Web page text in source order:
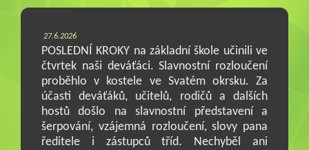
27.6.2026
POSLEDNÍ KROKY na základní škole učinili ve
čtvrtek naši deváťáci. Slavnostní rozloučení
proběhlo v kostele ve Svatém okrsku. Za
účasti deváťáků, učitelů, rodičů a dalších
hostů došlo na slavnostní představení a
šerpování, vzájemná rozloučení, slovy pana
ředitele i zástupců tříd. Nechyběl ani